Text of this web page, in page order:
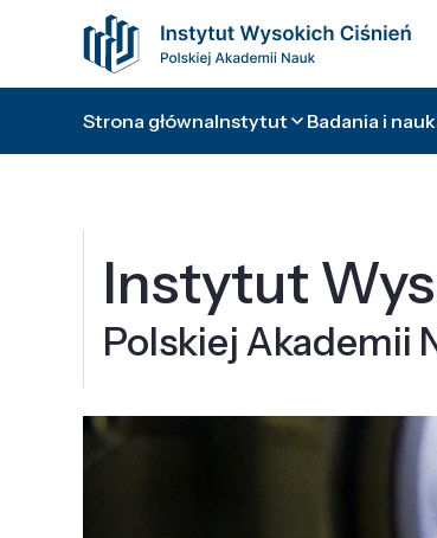
Strona głównaInstytut Badania i
Instytut
Polskiej Akademii